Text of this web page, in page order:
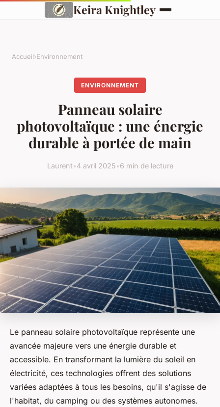
Keira Knightley
Accueil›Environnement
ENVIRONNEMENT
Panneau solaire
photovoltaïque : une énergie
durable à portée de main
Laurent•4 avril 2025•6 min de lecture
Le panneau solaire photovoltaïque représente une
avancée majeure vers une énergie durable et
accessible. En transformant la lumière du soleil en
électricité, ces technologies offrent des solutions
variées adaptées à tous les besoins, qu'il s'agisse de
l'habitat, du camping ou des systèmes autonomes.